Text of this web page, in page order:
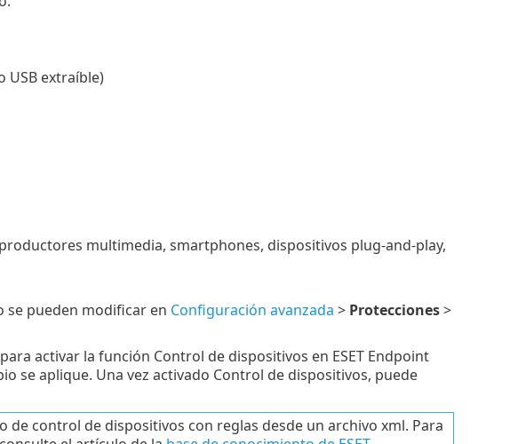
USB extraíble)
multimedia, smartphones, dispositivos plug-and-play,
se pueden modificar en Configuración avanzada > Protecciones>
activar la función Control de dispositivos en ESET Endpoint
se aplique. Una vez activado Control de dispositivos, puede
de control de dispositivos con reglas desde un archivo xml. Para